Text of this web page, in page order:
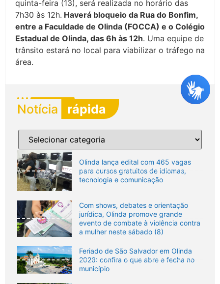
quinta-feira (13), será realizada no horário das
7h30 às 12h. Haverá bloqueio da Rua do Bonfim,
entre a Faculdade de Olinda (FOCCA) e o Colégio
Estadual de Olinda, das 6h às 12h. Uma equipe de
trânsito estará no local para viabilizar o tráfego na
área.
Notícia rápida
Olinda lança edital com 465 vagas
para cursos gratuitos de idiomas,
tecnologia e comunicação
Com shows, debates e orientação
jurídica, Olinda promove grande
evento de combate à violência contra
a mulher neste sábado (8)
Feriado de São Salvador em Olinda
2026: confira o que abre e fecha no
município